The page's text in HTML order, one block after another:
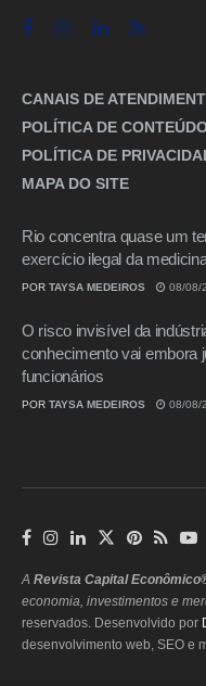
CANAIS DE
POLÍTICA DE
POLÍTICA DE
MAPA DO SITE
Rio concentra quase um
exercício ilegal da
POR TAYSA MEDEIROS 08/08/
O risco invisível da
conhecimento vai embora
funcionários
POR TAYSA MEDEIROS 08/08/
A Revista Capital
economia, investimentos e
reservados. Desenvolvido por
desenvolvimento web, SEO e